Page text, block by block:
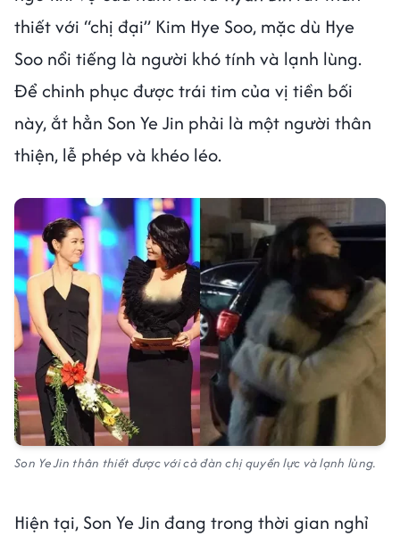
thiết với “chị đại” Kim Hye Soo, mặc dù Hye
Soo nổi tiếng là người khó tính và lạnh lùng.
Để chinh phục được trái tim của vị tiền bối
này, ắt hẳn Son Ye Jin phải là một người thân
thiện, lễ phép và khéo léo.
Son Ye Jin thân thiết được với cả đàn chị quyền lực và lạnh lùng.
Hiện tại, Son Ye Jin đang trong thời gian nghỉ